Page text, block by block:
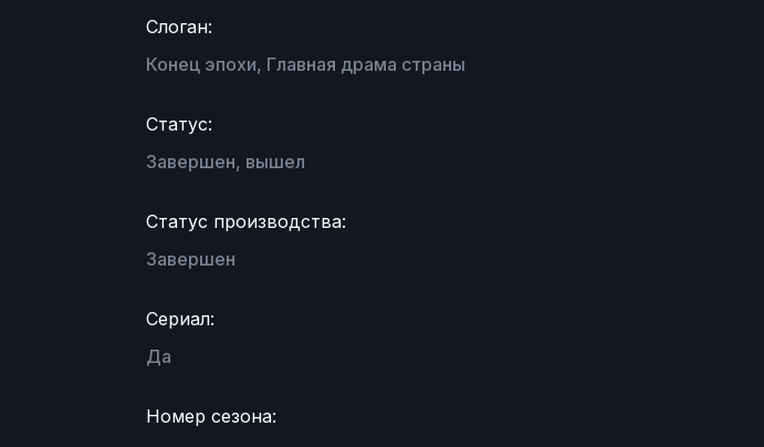
Слоган:
Конец эпохи, Главная драма страны
Статус:
Завершен, вышел
Статус производства:
Завершен
Сериал:
Да
Номер сезона: